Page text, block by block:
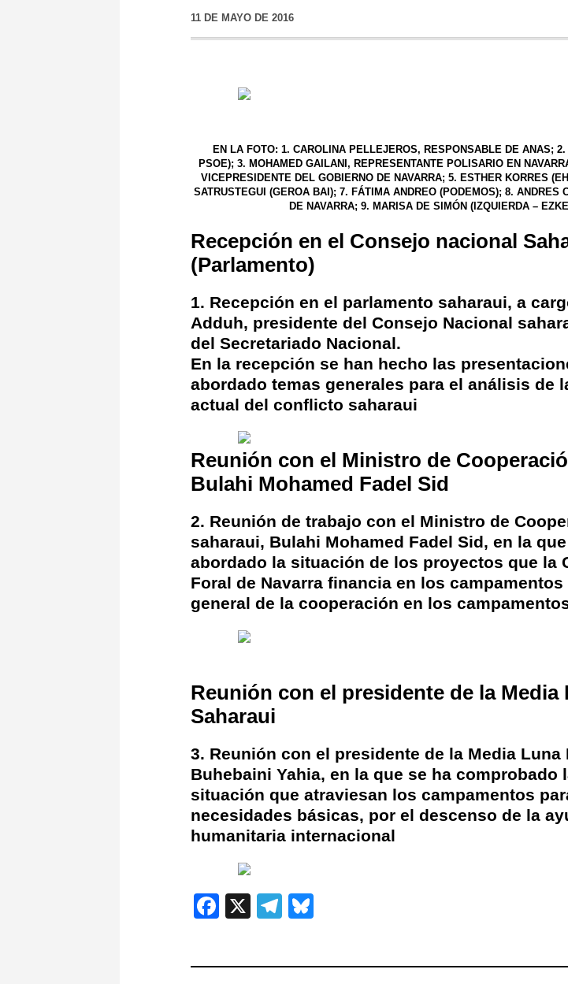
11 DE MAYO DE 2016
EN LA FOTO: 1.CAROLINA PELLEJEROS, RESPONSABLE DE ANAS;
PSOE); 3. MOHAMED GAILANI, REPRESENTANTE POLISARIO EN
VICEPRESIDENTE DEL GOBIERNO DE NAVARRA; 5. ESTHER KORRES
SATRUSTEGUI (GEROA BAI); 7. FÁTIMA ANDREO(PODEMOS); 8. ANDRES
DE NAVARRA; 9.MARISA DE SIMÓN (IZQUIERDA –
Recepción en el Consejo nacional
(Parlamento)
1. Recepción en el parlamento saharaui, a
Adduh, presidente del Consejo Nacional
del Secretariado Nacional.
En la recepción se han hecho las
abordado temas generales para el análisis de
actual del conflicto saharaui
Reunión con el Ministro de
Bulahi Mohamed Fadel Sid
2. Reunión de trabajo con el Ministro de
saharaui, Bulahi Mohamed Fadel Sid, en la
abordado la situación de los proyectos que la
Foral de Navarra financia en los
general de la cooperación en los
Reunión con el presidente de la Media
Saharaui
3. Reunión con el presidente de la Media Luna
Buhebaini Yahia, en la que se ha comprobado
situación que atraviesan los campamentos
necesidades básicas, por el descenso de la
humanitaria internacional
Facebook
X Telegram